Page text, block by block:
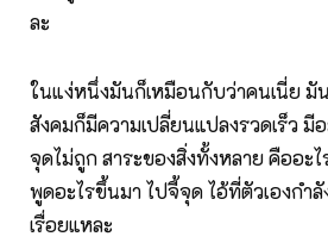
ละ
ในแง่หนึ่งมันก็เหมือนกับว่าคนเนี่ย มั
สังคมก็มีความเปลี่ยนแปลงรวดเร็ว มี
จุดไม่ถูก สาระของสิ่งทั้งหลาย คืออะ
พูดอะไรขึ้นมา ไปจี้จุด ไอ้ที่ตัวเองกำ
เรื่อยแหละ